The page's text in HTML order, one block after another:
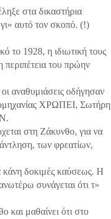
στα δικαστήρια
αυτό τον σκοπό. (!)
το 1928, η ιδιωτική τους
του πρώην
αναθυμιάσεις οδήγησαν
ΧΡΩΠΕΙ, Σωτήρη
στη Ζάκυνθο, για να
άντληση, των φρεατίων,
κάνη δοκιμές καύσεως. Η
συνάγεται ότι τ»
και μαθαίνει ότι στο